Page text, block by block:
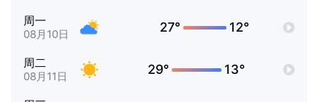
周一
08月10日 27° 12°
周二
08月11日 29° 13°